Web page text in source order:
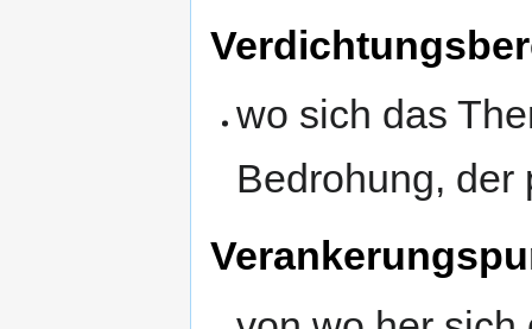
wo sich das
Bedrohung, der